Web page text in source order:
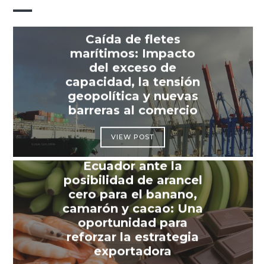
Caída de fletes
marítimos: Impacto
del exceso de
capacidad, la tensión
geopolítica y nuevas
barreras al comercio
VIEW POST
Ecuador ante la
posibilidad de arancel
cero para el banano,
camarón y cacao: Una
oportunidad para
reforzar la estrategia
exportadora